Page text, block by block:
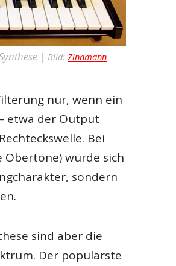
|Bild:Zinnmann
nur, wenn ein
etwa der Output
Bei
Obertöne) würde sich
sondern
sind aber die
Der populärste